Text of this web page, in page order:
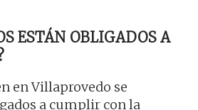
ESTÁN OBLIGADOS A
en Villaprovedo se
a cumplir con la